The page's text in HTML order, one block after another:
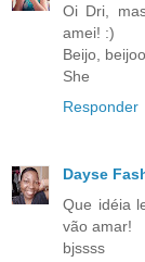
Oi Dri,
amei! :)
Beijo,
She
Responder
Dayse
Que idéia
vão amar!
bjssss